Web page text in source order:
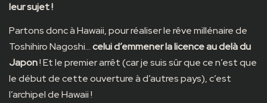
leur sujet !
Partons donc à Hawaii, pour réaliser le rêve millénaire de
Toshihiro Nagoshi…celui d’emmener la licence au delà du
Japon! Et le premier arrêt (car je suis sûr que ce n’est que
le début de cette ouverture à d’autres pays), c’est
l’archipel de Hawaii !